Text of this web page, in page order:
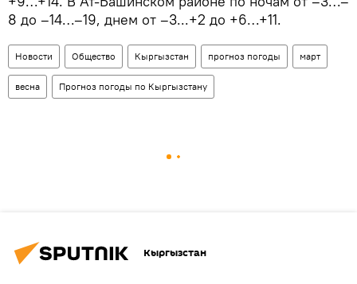
8 до –14…–19, днем от –3...+2 до +6…+11.
Новости Общество Кыргызстан прогноз погоды март
весна Прогноз погоды по Кыргызстану
Кыргызстан